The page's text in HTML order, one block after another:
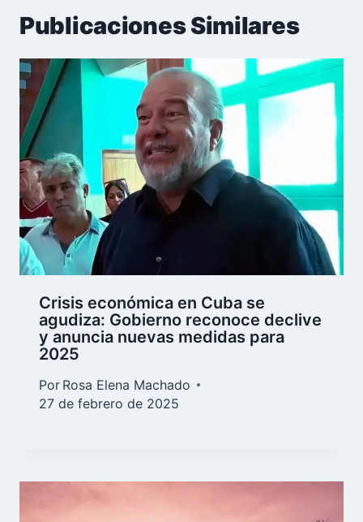
Publicaciones Similares
Crisis económica en Cuba se
agudiza: Gobierno reconoce declive
y anuncia nuevas medidas para
2025
Por Rosa Elena Machado
27 de febrero de 2025